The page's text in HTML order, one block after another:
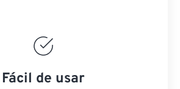
Fácil de usar